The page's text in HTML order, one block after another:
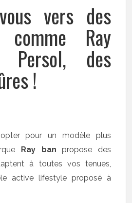
vers des
comme Ray
Persol, des
!
pour un modèle plus
Ray ban propose des
à toutes vos tenues,
active lifestyle proposé à